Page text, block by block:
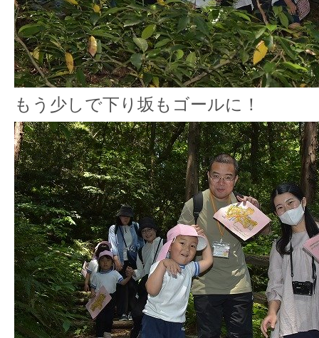
もう少しで下り坂もゴールに！